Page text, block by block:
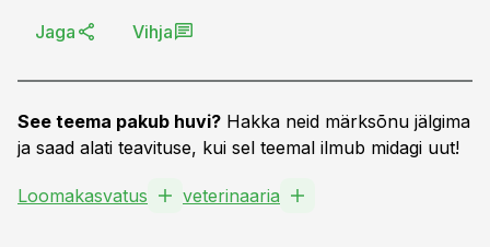
Jaga Vihja
See teema pakub huvi? Hakka neid märksõnu jälgima
ja saad alati teavituse, kui sel teemal ilmub midagi uut!
Loomakasvatus veterinaaria